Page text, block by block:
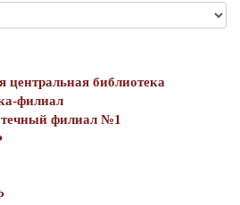
центральная библиотека
филиал
филиал №1